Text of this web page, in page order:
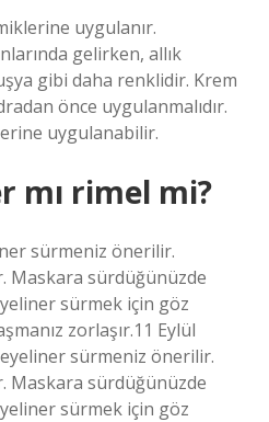
uygulanır.
gelirken, allık
gibi daha renklidir. Krem
önce uygulanmalıdır.
uygulanabilir.
mı rimel mi?
sürmeniz önerilir.
Maskara sürdüğünüzde
sürmek için göz
zorlaşır.11 Eylül
sürmeniz önerilir.
Maskara sürdüğünüzde
sürmek için göz